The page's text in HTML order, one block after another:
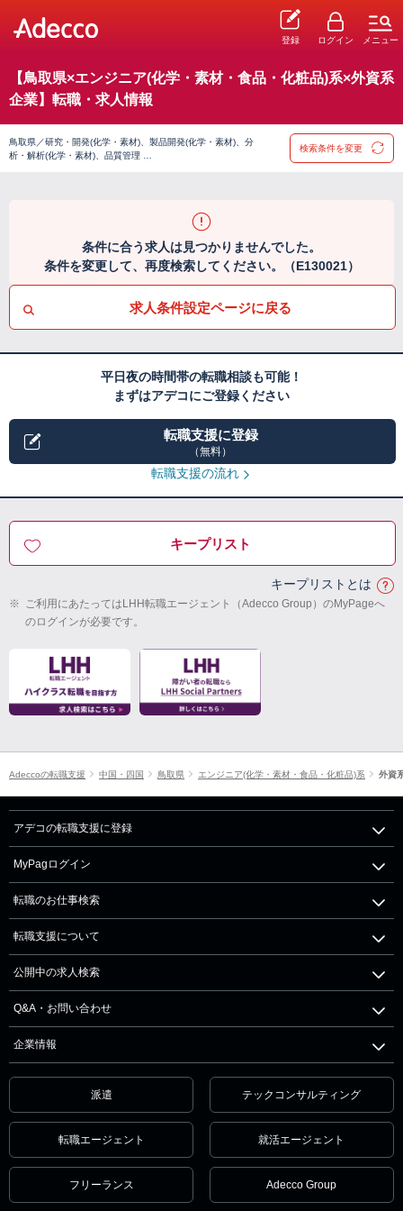
登録 ログイン メニュー
【鳥取県×エンジニア(化学・素材・食品・化粧品)系×外資系
企業】転職・求人情報
鳥取県／研究・開発(化学・素材)、製品開発(化学・素材)、分
析・解析(化学・素材)、品質管理 …
検索条件を変更
条件に合う求人は見つかりませんでした。
条件を変更して、再度検索してください。（E130021）
求人条件設定ページに戻る
平日夜の時間帯の転職相談も可能！
まずはアデコにご登録ください
転職支援に登録
（無料）
転職支援の流れ
キープリスト
キープリストとは
※ ご利用にあたってはLHH転職エージェント（Adecco Group）のMyPageへ
のログインが必要です。
Adeccoの転職支援 中国・四国 鳥取県 エンジニア(化学・素材・食品・化粧品)系 外資
アデコの転職支援に登録
MyPagログイン
転職のお仕事検索
転職支援について
公開中の求人検索
Q&A・お問い合わせ
企業情報
派遣 テックコンサルティング
転職エージェント 就活エージェント
フリーランス Adecco Group